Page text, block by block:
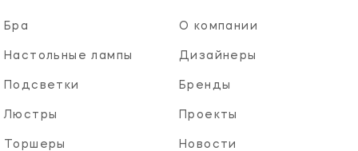
Бра
Настольные лампы
Подсветки
Люстры
Торшеры
О компании
Дизайнеры
Бренды
Проекты
Новости